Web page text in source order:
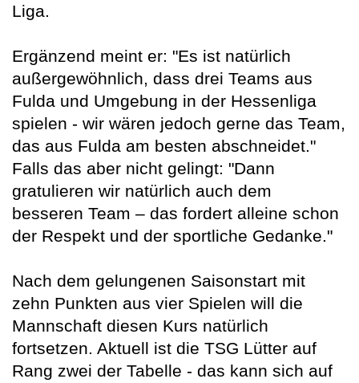
Liga.
Ergänzend meint er: "Es ist natürlich
außergewöhnlich, dass drei Teams aus
Fulda und Umgebung in der Hessenliga
spielen - wir wären jedoch gerne das Team,
das aus Fulda am besten abschneidet."
Falls das aber nicht gelingt: "Dann
gratulieren wir natürlich auch dem
besseren Team – das fordert alleine schon
der Respekt und der sportliche Gedanke."
Nach dem gelungenen Saisonstart mit
zehn Punkten aus vier Spielen will die
Mannschaft diesen Kurs natürlich
fortsetzen. Aktuell ist die TSG Lütter auf
Rang zwei der Tabelle - das kann sich auf